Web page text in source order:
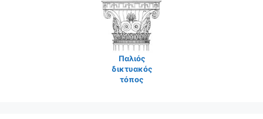
Παλιός
δικτυακός
τόπος